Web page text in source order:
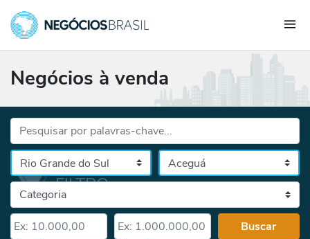
Negócios à venda
Palavras-chave...
Cidade
Selecione o estado, depois a cidade
Categoria
Valor mín. Valor máx. Buscar